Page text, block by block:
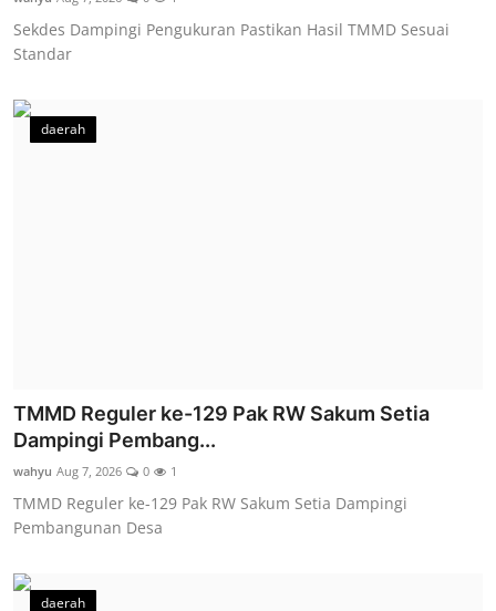
Sekdes Dampingi Pengukuran Pastikan Hasil TMMD Sesuai
Standar
daerah
TMMD Reguler ke-129 Pak RW Sakum Setia
Dampingi Pembang...
wahyu Aug 7, 2026 0 1
TMMD Reguler ke-129 Pak RW Sakum Setia Dampingi
Pembangunan Desa
daerah